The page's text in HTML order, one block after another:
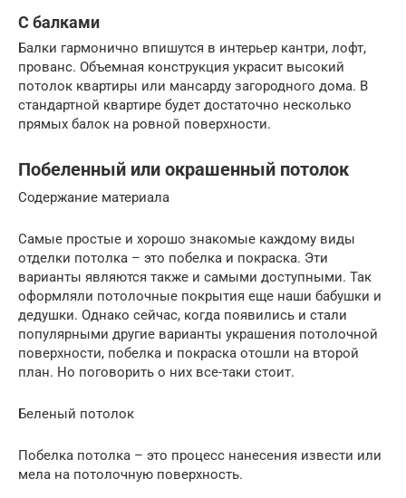
С балками
Балки гармонично впишутся в интерьер кантри, лофт,
прованс. Объемная конструкция украсит высокий
потолок квартиры или мансарду загородного дома. В
стандартной квартире будет достаточно несколько
прямых балок на ровной поверхности.
Побеленный или окрашенный потолок
Содержание материала
Самые простые и хорошо знакомые каждому виды
отделки потолка – это побелка и покраска. Эти
варианты являются также и самыми доступными. Так
оформляли потолочные покрытия еще наши бабушки и
дедушки. Однако сейчас, когда появились и стали
популярными другие варианты украшения потолочной
поверхности, побелка и покраска отошли на второй
план. Но поговорить о них все-таки стоит.
Беленый потолок
Побелка потолка – это процесс нанесения извести или
мела на потолочную поверхность.